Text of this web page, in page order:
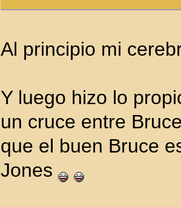
Al principio mi
Y luego hizo lo
un cruce entre
que el buen Bruce
Jones